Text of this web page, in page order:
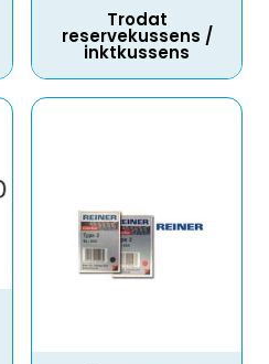
Trodat
reservekussens /
inktkussens